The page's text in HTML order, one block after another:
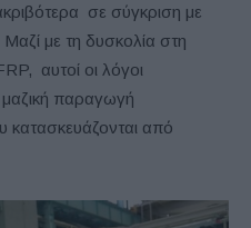
σε σύγκριση με
με τη δυσκολία στη
αυτοί οι λόγοι
παραγωγή
κατασκευάζονται από